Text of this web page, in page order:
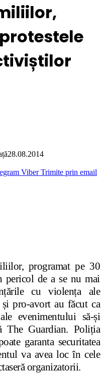
28.08.2014
Viber Trimite prin email
programat pe 30
pericol de a se nu mai
cu violența ale
pro-avort au făcut ca
evenimentului să-și
The Guardian. Poliția
garanta securitatea
va avea loc în cele
organizatorii.